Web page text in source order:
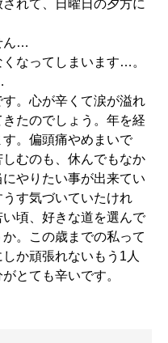
れて、日曜日の夕方に
ん…
なってしまいます…。
。心が辛くて涙が溢れ
たのでしょう。年を経
。偏頭痛やめまいで
むのも、休んでもなか
やりたい事が出来てい
す気づいていたけれ
頃、好きな道を選んで
。この歳までの私って
か頑張れないもう1人
とても辛いです。